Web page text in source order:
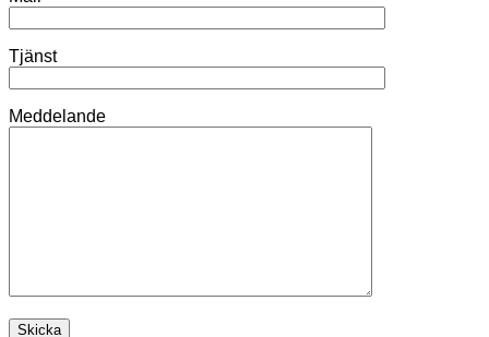
Tjänst
Meddelande